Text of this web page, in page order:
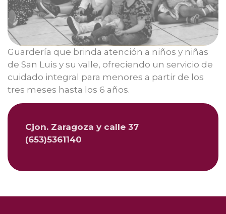
Guardería que brinda atención a niños y niñas
de San Luis y su valle, ofreciendo un servicio de
cuidado integral para menores a partir de los
tres meses hasta los 6 años.
Cjon. Zaragoza y calle 37
(653)5361140